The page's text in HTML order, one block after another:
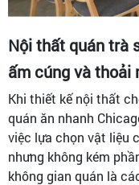
Nội thất quán trà
ấm cúng và thoải
Khi thiết kế nội thất
quán ăn nhanh
việc lựa chọn vật liệu
nhưng không kém
không gian quán là